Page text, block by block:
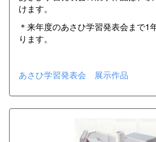
けます。
＊来年度のあさひ学習発表会まで1
ります。
あさひ学習発表会 展示作品